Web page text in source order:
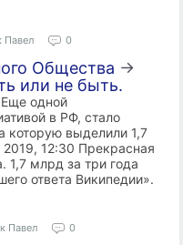
Павел 0
Общества →
или не быть.
одной
в РФ, стало
которую выделили 1,7
12:30 Прекрасная
1,7 млрд за три года
ответа Википедии».
Павел 0